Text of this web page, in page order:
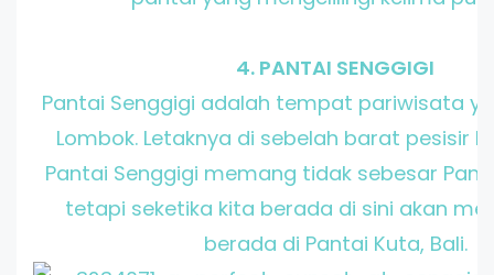
4. PANTAI SENGGIGI
Pantai Senggigi adalah tempat pariwisata
Lombok. Letaknya di sebelah barat pesisir
Pantai Senggigi memang tidak sebesar
tetapi seketika kita berada di sini akan
berada di Pantai Kuta, Bali.